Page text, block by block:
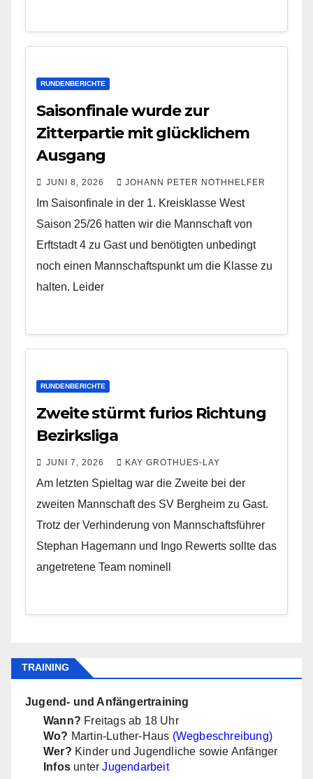
RUNDENBERICHTE
Saisonfinale wurde zur
Zitterpartie mit glücklichem
Ausgang
JUNI 8, 2026 JOHANN PETER NOTHHELFER
Im Saisonfinale in der 1. Kreisklasse West
Saison 25/26 hatten wir die Mannschaft von
Erftstadt 4 zu Gast und benötigten unbedingt
noch einen Mannschaftspunkt um die Klasse zu
halten. Leider
RUNDENBERICHTE
Zweite stürmt furios Richtung
Bezirksliga
JUNI 7, 2026 KAY GROTHUES-LAY
Am letzten Spieltag war die Zweite bei der
zweiten Mannschaft des SV Bergheim zu Gast.
Trotz der Verhinderung von Mannschaftsführer
Stephan Hagemann und Ingo Rewerts sollte das
angetretene Team nominell
TRAINING
Jugend- und Anfängertraining
Wann? Freitags ab 18 Uhr
Wo? Martin-Luther-Haus (Wegbeschreibung)
Wer? Kinder und Jugendliche sowie Anfänger
Infos unterJugendarbeit